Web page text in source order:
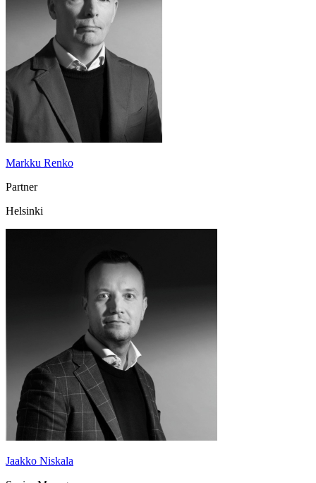
Markku Renko
Partner
Helsinki
Jaakko Niskala